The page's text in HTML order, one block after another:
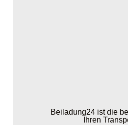
Beiladung24 ist die
Ihren